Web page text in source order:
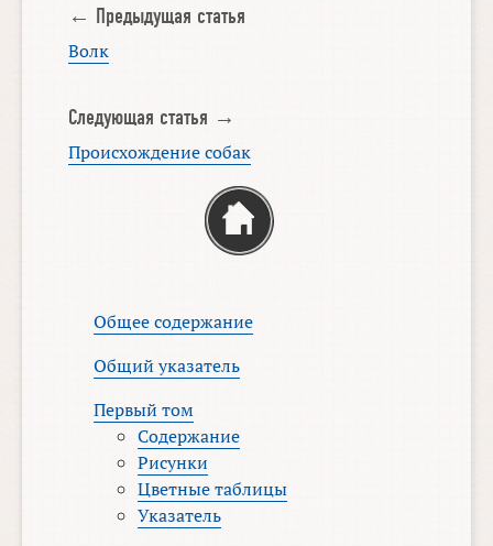
← Предыдущая статья
Волк
Следующая статья →
Происхождение собак
Общее содержание
Общий указатель
Первый том
Содержание
Рисунки
Цветные таблицы
Указатель